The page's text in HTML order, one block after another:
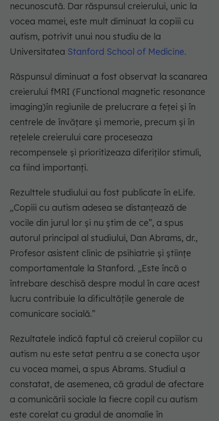
necunoscută. Dar răspunsul creierului, unic la
vocea mamei, este mult diminuat la copiii cu
autism, potrivit unui nou studiu de la
Universitatea Stanford School of Medicine.
Răspunsul diminuat a fost observat la scanarea
creierului fMRI (Functional magnetic resonance
imaging)în regiunile de prelucrare a feței și în
centrele de învățare și memorie, precum și în
rețelele creierului care proceseaza
recompensele și prioritizeaza diferiților stimuli,
ca fiind importanți.
Rezulttele studiului au fost publicate în eLife.
„Copiii cu autism adesea se distanțează de
vocile din jurul lor și nu știm de ce”, a spus
autorul principal al studiului, Dan Abrams, dr.,
Profesor asistent clinic de psihiatrie și științe
comportamentale la Stanford. „Este încă o
întrebare deschisă despre modul în care acest
lucru contribuie la dificultățile generale de
comunicare socială.”
Rezultatele indică faptul că creierul copiilor cu
autism nu este setat pentru a se conecta ușor
cu vocea mamei, a spus Abrams. Studiul a
constatat, de asemenea, că gradul de afectare
a comunicării sociale la fiecre copil cu autism
este corelat cu gradul de anomalie în